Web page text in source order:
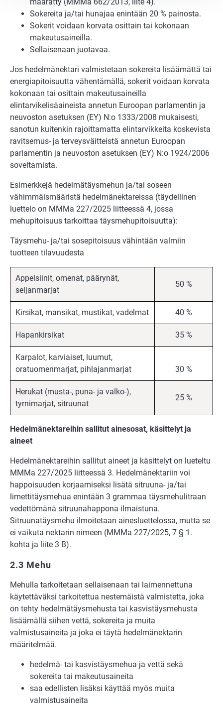
määrätty (MMMa 662/2013, liite 4).
Sokereita ja/tai hunajaa enintään 20 % painosta.
Sokerit voidaan korvata osittain tai kokonaan
makeutusaineilla.
Sellaisenaan juotavaa.
Jos hedelmänektari valmistetaan sokereita lisäämättä tai
energiapitoisuutta vähentämällä, sokerit voidaan korvata
kokonaan tai osittain makeutusaineilla
elintarvikelisäaineista annetun Euroopan parlamentin ja
neuvoston asetuksen (EY) N:o 1333/2008 mukaisesti,
sanotun kuitenkin rajoittamatta elintarvikkeita koskevista
ravitsemus- ja terveysväitteistä annetun Euroopan
parlamentin ja neuvoston asetuksen (EY) N:o 1924/2006
soveltamista.
Esimerkkejä hedelmätäysmehun ja/tai soseen
vähimmäismääristä hedelmänektareissa (täydellinen
luettelo on MMMa 227/2025 liitteessä 4, jossa
mehupitoisuus tarkoittaa täysmehupitoisuutta):
Täysmehu- ja/tai sosepitoisuus vähintään valmiin
tuotteen tilavuudesta
Appelsiinit, omenat, päärynät,
seljanmarjat
50 %
Kirsikat, mansikat, mustikat, vadelmat 40 %
Hapankirsikat 35 %
Karpalot, karviaiset, luumut,
oratuomenmarjat, pihlajanmarjat
30 %
Herukat (musta-, puna- ja valko-),
tyrnimarjat, sitruunat
25 %
Hedelmänektareihin sallitut ainesosat, käsittelyt ja
aineet
Hedelmänektareihin sallitut aineet ja käsittelyt on lueteltu
MMMa 227/2025 liitteessä 3. Hedelmänektariin voi
happoisuuden korjaamiseksi lisätä sitruuna- ja/tai
limettitäysmehua enintään 3 grammaa täysmehulitraan
vedettömänä sitruunahappona ilmaistuna.
Sitruunatäysmehu ilmoitetaan ainesluettelossa, mutta se
ei vaikuta nektarin nimeen (MMMa 227/2025, 7 § 1.
kohta ja liite 3 B).
2.3 Mehu
Mehulla tarkoitetaan sellaisenaan tai laimennettuna
käytettäväksi tarkoitettua nestemäistä valmistetta, joka
on tehty hedelmätäysmehusta tai kasvistäysmehusta
lisäämällä siihen vettä, sokereita ja muita
valmistusaineita ja joka ei täytä hedelmänektarin
määritelmää.
hedelmä- tai kasvistäysmehua ja vettä sekä
sokereita tai makeutusaineita
saa edellisten lisäksi käyttää myös muita
valmistusaineita